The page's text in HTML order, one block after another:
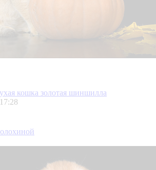
кошка золотая шиншилла